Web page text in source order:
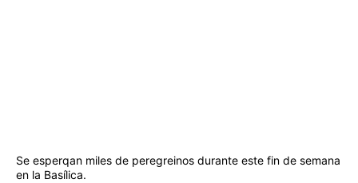
Se esperqan miles de peregreinos durante este fin de semana
en la Basílica.